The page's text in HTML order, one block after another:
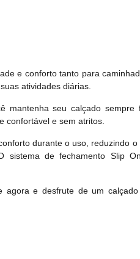
e conforto tanto para
atividades diárias.
mantenha seu calçado sempre
confortável e sem atritos.
durante o uso, reduzindo
sistema de fechamento Slip
agora e desfrute de um